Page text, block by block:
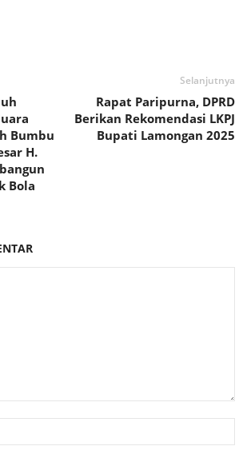
Bumbu
H.
Bola
Selanjutnya
Rapat Paripurna, DPRD
Berikan Rekomendasi LKPJ
Bupati Lamongan 2025